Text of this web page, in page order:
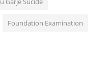
Foundation Examination